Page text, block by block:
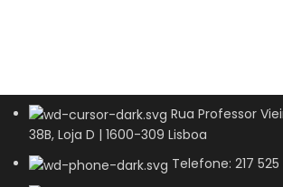
Rua Professor
38B, Loja D | 1600-309 Lisboa
Telefone: 217